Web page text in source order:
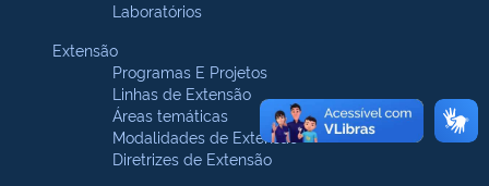
Laboratórios
Extensão
Programas E Projetos
Linhas de Extensão
Áreas temáticas
Modalidades de Extensão
Diretrizes de Extensão